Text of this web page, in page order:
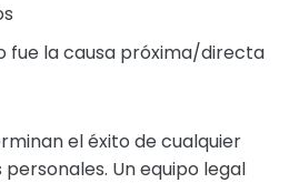
fue la causa próxima/directa
el éxito de cualquier
Un equipo legal